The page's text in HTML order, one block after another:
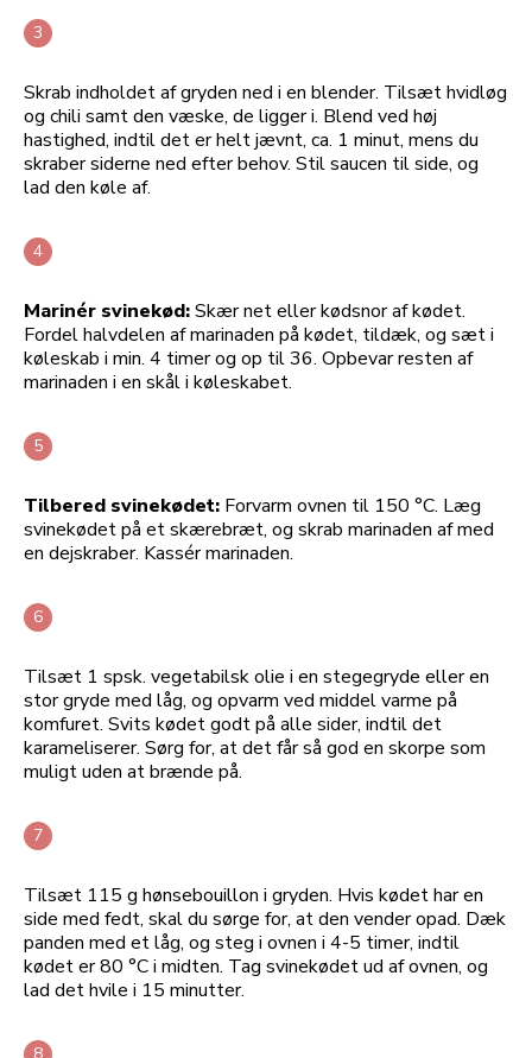
Skrab indholdet af gryden ned i en blender. Tilsæt hvidløg
og chili samt den væske, de ligger i. Blend ved høj
hastighed, indtil det er helt jævnt, ca. 1 minut, mens du
skraber siderne ned efter behov. Stil saucen til side, og
lad den køle af.
Marinér svinekød:Skær net eller kødsnor af kødet.
Fordel halvdelen af marinaden på kødet, tildæk, og sæt i
køleskab i min. 4 timer og op til 36. Opbevar resten af
marinaden i en skål i køleskabet.
Tilbered svinekødet: Forvarm ovnen til 150 °C. Læg
svinekødet på et skærebræt, og skrab marinaden af med
en dejskraber. Kassér marinaden.
Tilsæt 1 spsk. vegetabilsk olie i en stegegryde eller en
stor gryde med låg, og opvarm ved middel varme på
komfuret. Svits kødet godt på alle sider, indtil det
karameliserer. Sørg for, at det får så god en skorpe som
muligt uden at brænde på.
Tilsæt 115 g hønsebouillon i gryden. Hvis kødet har en
side med fedt, skal du sørge for, at den vender opad. Dæk
panden med et låg, og steg i ovnen i 4-5 timer, indtil
kødet er 80 °C i midten. Tag svinekødet ud af ovnen, og
lad det hvile i 15 minutter.